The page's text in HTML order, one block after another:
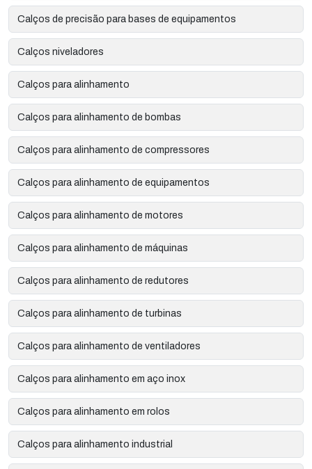
Calços de precisão para bases de equipamentos
Calços niveladores
Calços para alinhamento
Calços para alinhamento de bombas
Calços para alinhamento de compressores
Calços para alinhamento de equipamentos
Calços para alinhamento de motores
Calços para alinhamento de máquinas
Calços para alinhamento de redutores
Calços para alinhamento de turbinas
Calços para alinhamento de ventiladores
Calços para alinhamento em aço inox
Calços para alinhamento em rolos
Calços para alinhamento industrial